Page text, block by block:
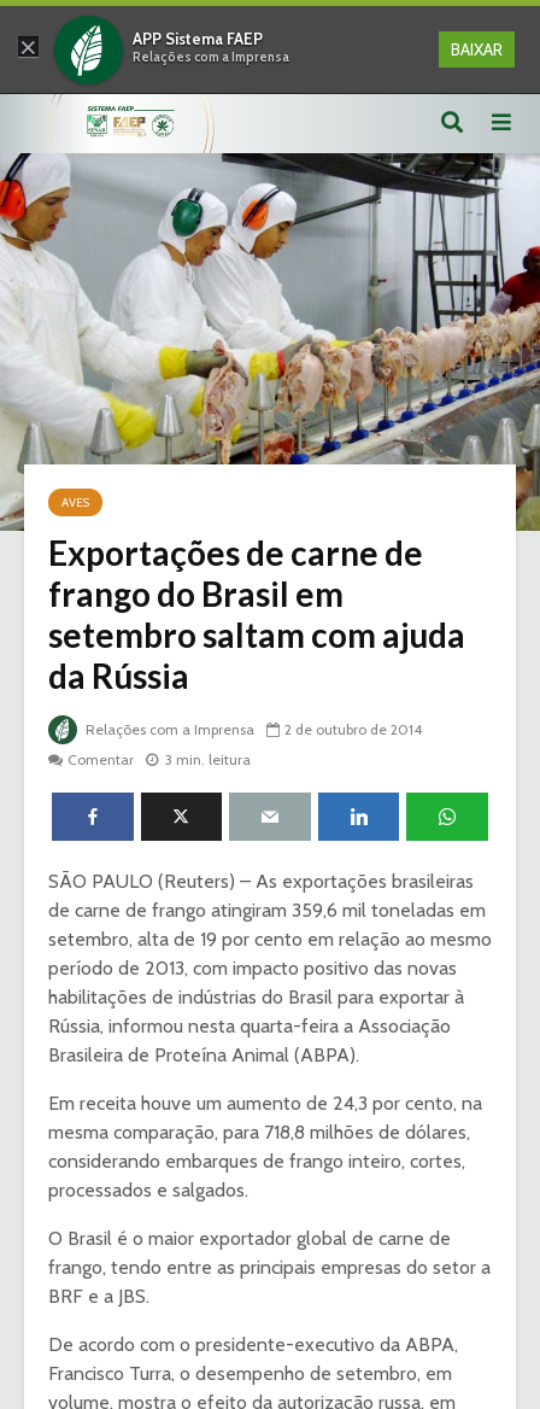
× APP Sistema FAEP
Relações com a Imprensa BAIXAR
AVES
Exportações de carne de
frango do Brasil em
setembro saltam com ajuda
da Rússia
Relações com a Imprensa
2 de outubro de 2014
Comentar
3 min. leitura
SÃO PAULO (Reuters) – As exportações brasileiras
de carne de frango atingiram 359,6 mil toneladas em
setembro, alta de 19 por cento em relação ao mesmo
período de 2013, com impacto positivo das novas
habilitações de indústrias do Brasil para exportar à
Rússia, informou nesta quarta-feira a Associação
Brasileira de Proteína Animal (ABPA).
Em receita houve um aumento de 24,3 por cento, na
mesma comparação, para 718,8 milhões de dólares,
considerando embarques de frango inteiro, cortes,
processados e salgados.
O Brasil é o maior exportador global de carne de
frango, tendo entre as principais empresas do setor a
BRF e a JBS.
De acordo com o presidente-executivo da ABPA,
Francisco Turra, o desempenho de setembro, em
volume, mostra o efeito da autorização russa, em